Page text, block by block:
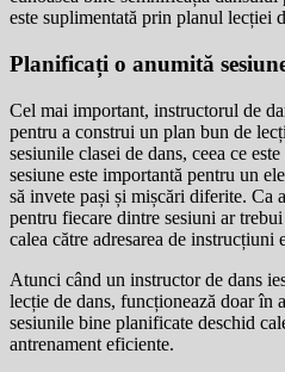
este suplimentată prin planul lecției
Planificați o anumită
Cel mai important, instructorul de
pentru a construi un plan bun de
sesiunile clasei de dans, ceea ce
sesiune este importantă pentru un
să invete pași și mișcări diferite. Ca
pentru fiecare dintre sesiuni ar
calea către adresarea de instrucțiuni
Atunci când un instructor de dans
lecție de dans, funcționează doar în
sesiunile bine planificate deschid
antrenament eficiente.